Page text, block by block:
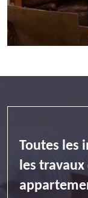
Toutes les
les travaux